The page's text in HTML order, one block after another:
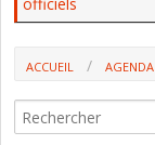
ACCUEIL AGENDA